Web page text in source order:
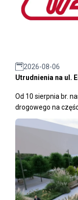
2026-08-06
Utrudnienia na ul.
Od 10 sierpnia br.
drogowego na